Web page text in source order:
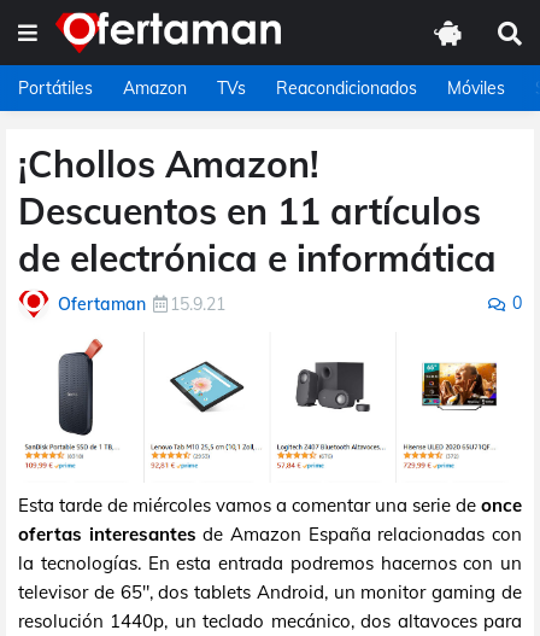
Portátiles Amazon TVs Reacondicionados Móviles
¡Chollos Amazon!
Descuentos en 11 artículos
de electrónica e informática
Ofertaman 15.9.21 0
Esta tarde de miércoles vamos a comentar una serie de once
ofertas interesantes de Amazon España relacionadas con
la tecnologías. En esta entrada podremos hacernos con un
televisor de 65", dos tablets Android, un monitor gaming de
resolución 1440p, un teclado mecánico, dos altavoces para